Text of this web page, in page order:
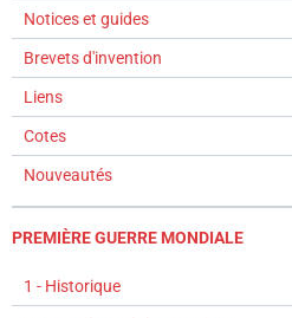
Notices et guides
Brevets d'invention
Liens
Cotes
Nouveautés
PREMIÈRE GUERRE MONDIALE
1 - Historique